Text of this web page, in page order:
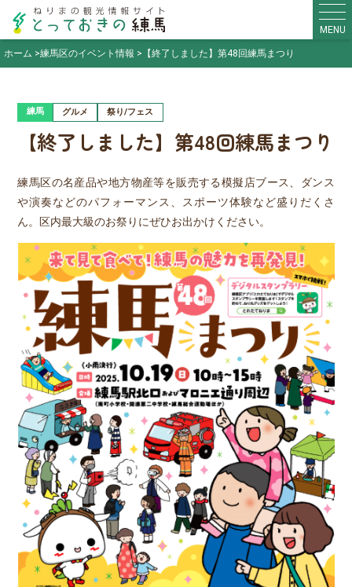
MENU
ホーム
練馬区のイベント情報 【終了しました】第48回練馬まつり
練馬 グルメ 祭り/フェス
【終了しました】第48回練馬まつり
練馬区の名産品や地方物産等を販売する模擬店ブース、ダンス
や演奏などのパフォーマンス、スポーツ体験など盛りだくさ
ん。区内最大級のお祭りにぜひお出かけください。